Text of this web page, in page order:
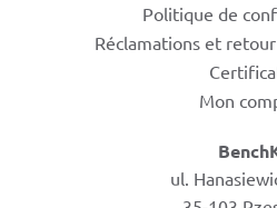
Politique de
Réclamations et
Mon
ul.